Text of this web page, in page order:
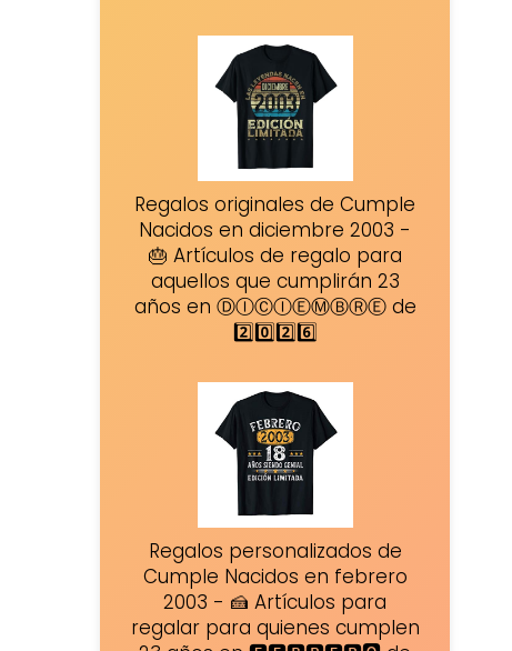
Regalos originales de Cumple
Nacidos en diciembre 2003 -
🎂 Artículos de regalo para
aquellos que cumplirán 23
años en ⒹⒾⒸⒾⒺⓂⒷⓇⒺ de
2️⃣0️⃣2️⃣6️⃣
Regalos personalizados de
Cumple Nacidos en febrero
2003 - 🍰 Artículos para
regalar para quienes cumplen